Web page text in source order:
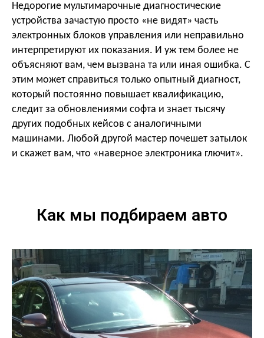
Недорогие мультимарочные диагностические
устройства зачастую просто «не видят» часть
электронных блоков управления или неправильно
интерпретируют их показания. И уж тем более не
объясняют вам, чем вызвана та или иная ошибка. С
этим может справиться только опытный диагност,
который постоянно повышает квалификацию,
следит за обновлениями софта и знает тысячу
других подобных кейсов с аналогичными
машинами. Любой другой мастер почешет затылок
и скажет вам, что «наверное электроника глючит».
Как мы подбираем авто